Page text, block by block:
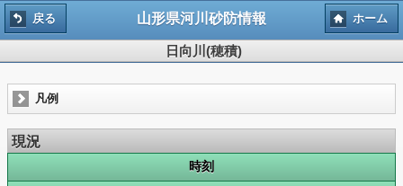
戻る 山形県河川砂防情報 ホーム
日向川(穂積)
凡例
現況
時刻